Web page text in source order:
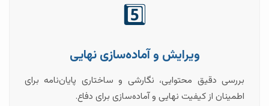
5️⃣
ویرایش و آماده‌سازی نهایی
بررسی دقیق محتوایی، نگارشی و ساختاری پایان‌نامه برای
اطمینان از کیفیت نهایی و آماده‌سازی برای دفاع.